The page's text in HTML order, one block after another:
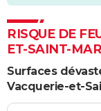
RISQUE DE
ET-SAINT-
Surfaces
Vacquerie-et-